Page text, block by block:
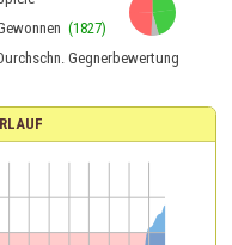
(1827)
Gegnerbewertung